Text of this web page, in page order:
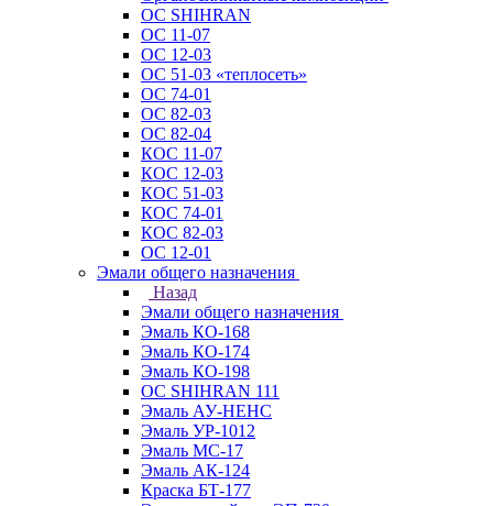
ОС SHIHRAN
ОС 11-07
ОС 12-03
ОС 51-03 «теплосеть»
ОС 74-01
ОС 82-03
ОС 82-04
КОС 11-07
КОС 12-03
КОС 51-03
КОС 74-01
КОС 82-03
ОС 12-01
Эмали общего назначения
Назад
Эмали общего назначения
Эмаль КО-168
Эмаль КО-174
Эмаль КО-198
ОС SHIHRAN 111
Эмаль АУ-НЕНС
Эмаль УР-1012
Эмаль МС-17
Эмаль АК-124
Краска БТ-177